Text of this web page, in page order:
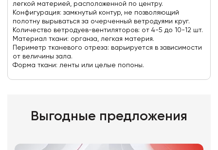
легкой материей, расположенной по центру.
Конфигурация: замкнутый контур, не позволяющий
полотну вырываться за очерченный ветродуями круг.
Количество ветродуев-вентиляторов: от 4-5 до 10-12 шт.
Материал ткани: органза, легкая материя.
Периметр тканевого отреза: варьируется в зависимости
от величины зала.
Форма ткани: ленты или целые попоны.
Выгодные предложения